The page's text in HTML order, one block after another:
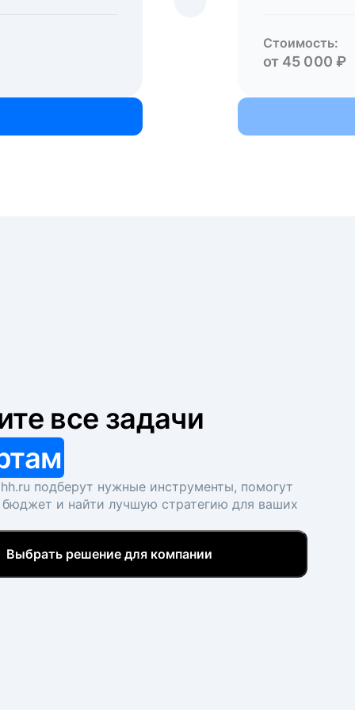
Стоимость:
от 45 000 ₽
все задачи
подберут нужные инструменты, помогут
бюджет и найти лучшую стратегию для ваших
Выбрать решение для компании